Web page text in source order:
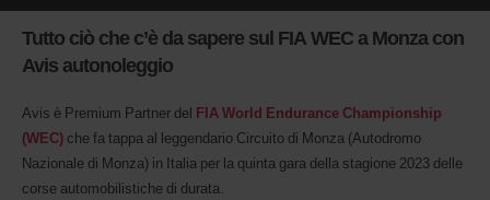
e
la
data
del
Digita
il
tuo
codice
Avis
Tutto ciò che c’è da sapere sul FIA WEC a Monza con
Avis autonoleggio
Avis è Premium Partner del FIA World Endurance Championship
(WEC) che fa tappa al leggendario Circuito di Monza (Autodromo
Nazionale di Monza) in Italia per la quinta gara della stagione 2023 delle
corse automobilistiche di durata.